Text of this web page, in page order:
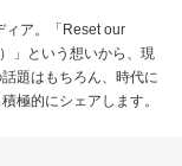
ィア。「Reset our
」という想いから、現
題はもちろん、時代に
極的にシェアします。